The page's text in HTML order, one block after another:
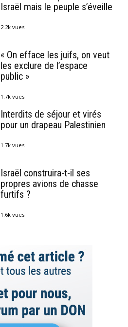
Israël mais le peuple s’éveille
2.2k vues
« On efface les juifs, on veut
les exclure de l’espace
public »
1.7k vues
Interdits de séjour et virés
pour un drapeau Palestinien
1.7k vues
Israël construira-t-il ses
propres avions de chasse
furtifs ?
1.6k vues